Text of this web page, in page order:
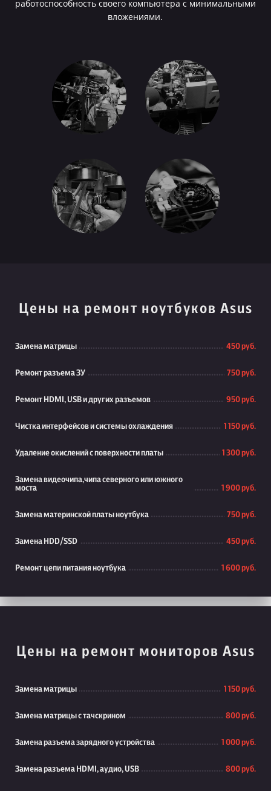
работоспособность своего компьютера с минимальными
вложениями.
Цены на ремонт ноутбуков Asus
Замена матрицы 450 руб.
Ремонт разъема ЗУ 750 руб.
Ремонт HDMI, USB и других разъемов 950 руб.
Чистка интерфейсов и системы охлаждения 1 150 руб.
Удаление окислений с поверхности платы 1 300 руб.
Замена видеочипа,чипа северного или южного
моста
1 900 руб.
Замена материнской платы ноутбука 750 руб.
Замена HDD/SSD 450 руб.
Ремонт цепи питания ноутбука 1 600 руб.
Цены на ремонт мониторов Asus
Замена матрицы 1 150 руб.
Замена матрицы с тачскрином 800 руб.
Замена разъема зарядного устройства 1 000 руб.
Замена разъема HDMI, аудио, USB 800 руб.